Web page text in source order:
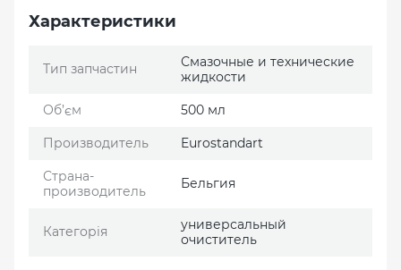
Характеристики
Тип запчастин
Смазочные и технические
жидкости
Об’єм 500 мл
Производитель Eurostandart
Страна-
производитель
Бельгия
Категорія
универсальный
очиститель